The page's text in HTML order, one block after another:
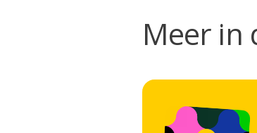
Meer in